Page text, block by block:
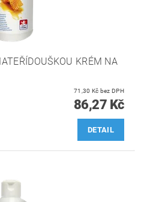
KRÉM NA
71,30 Kč bez DPH
86,27 Kč
DETAIL